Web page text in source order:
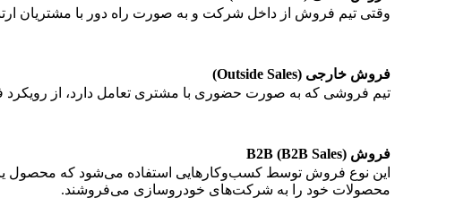
وقتی تیم فروش از داخل شرکت و به صورت راه دور با مشتریان
فروش خارجی (Outside Sales)
تیم فروشی که به صورت حضوری با مشتری تعامل دارد، از
فروش B2B (B2B Sales)
این نوع فروش توسط کسب‌وکارهایی استفاده می‌شود که محصول یا
محصولات خود را به شرکت‌های خودروسازی می‌فروشند.